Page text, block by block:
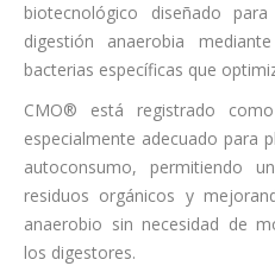
biotecnológico diseñado
digestión anaerobia
bacterias específicas que
CMO® está registrado
especialmente adecuado para
autoconsumo, permitiendo
residuos orgánicos y
anaerobio sin necesidad de
los digestores.